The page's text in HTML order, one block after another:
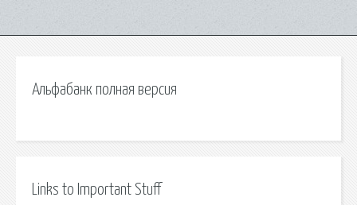
Альфабанк полная версия
Links to Important Stuff